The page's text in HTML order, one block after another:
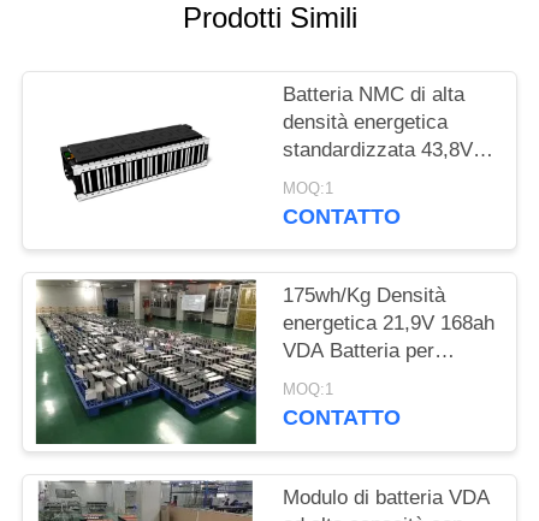
SULLA
PRIVACY
Prodotti Simili
Batteria NMC di alta
densità energetica
standardizzata 43,8V
128Ah per camion
industriali elettrici
MOQ:1
CONTATTO
175wh/Kg Densità
energetica 21,9V 168ah
VDA Batteria per
veicoli elettrici per
scooter elettrici
MOQ:1
CONTATTO
Modulo di batteria VDA